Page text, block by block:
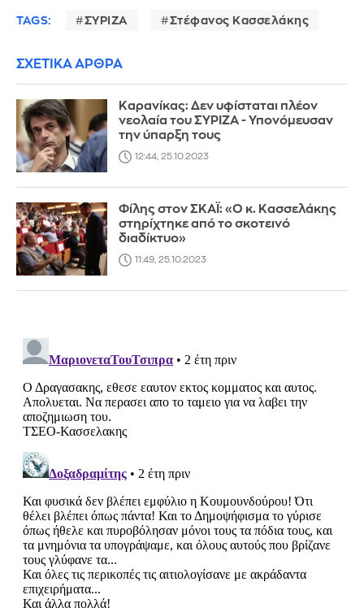
TAGS: ΣΥΡΙΖΑ Στέφανος Κασσελάκης
ΣΧΕΤΙΚΑ ΑΡΘΡΑ
Καρανίκας: Δεν υφίσταται πλέον
νεολαία του ΣΥΡΙΖΑ - Υπονόμευσαν
την ύπαρξη τους
12:44, 25.10.2023
Φίλης στον ΣΚΑΪ: «Ο κ. Κασσελάκης
στηρίχτηκε από το σκοτεινό
διαδίκτυο»
11:49, 25.10.2023